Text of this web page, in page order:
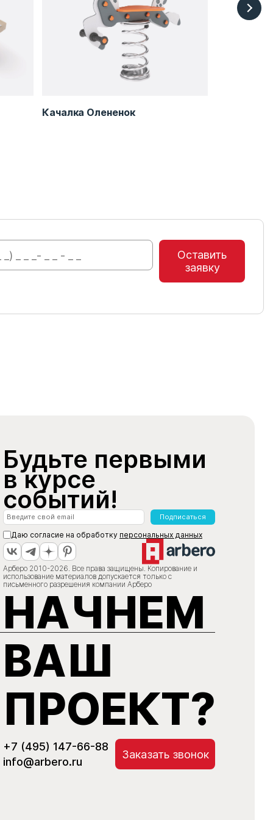
Качалка Олененок
Оставить
заявку
Будьте первыми
в курсе
событий!
Подписаться
Даю согласие на обработку персональных данных
Арберо 2010-2026. Все права защищены. Копирование и
использование материалов допускается только с
письменного разрешения компании Арберо
НАЧНЕМ
ВАШ
ПРОЕКТ?
+7 (495) 147-66-88
info@arbero.ru
Заказать звонок